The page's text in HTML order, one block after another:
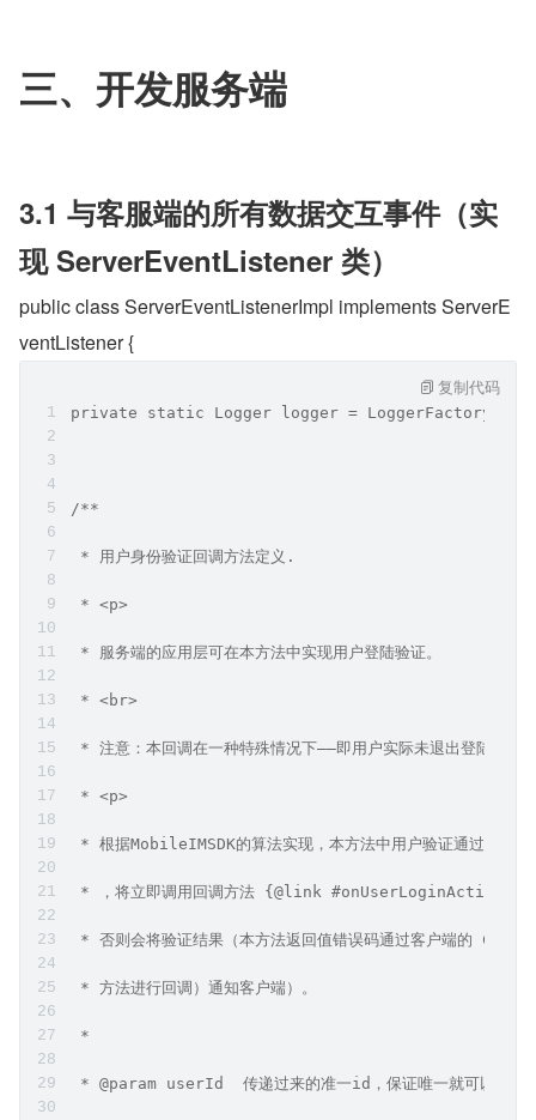
三、开发服务端
3.1 与客服端的所有数据交互事件（实
现 ServerEventListener 类）
public class ServerEventListenerImpl implements ServerE
ventListener {
private static Logger logger =
/**
* 用户身份验证回调方法定义.
* <p>
* 服务端的应用层可在本方法中实现用户登陆验证。
* <br>
* 注意：本回调在一种特殊情况下——即用户实际未退出登陆但再
* <p>
* 根据MobileIMSDK的算法实现，本方法中用户验证通过（即方
* ，将立即调用回调方法 {@link
* 否则会将验证结果（本方法返回值错误码通过客户端
* 方法进行回调）通知客户端）。
*
* @param userId  传递过来的准一id，保证唯一就可以通信，
复制代码